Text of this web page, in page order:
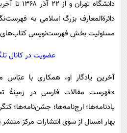
گوناگون
حوادث
محیط زیست
فرهنگی
بین الملل
اجتماعی
آشپزی
دانلود
دانشگاه
دائرة‌المعارف بزرگ اسلامی به
مسئولیت بخش فهرست‌نویسی کتاب‌های
عضویت در کانال
آخرین یادگار او، همکاری با
«فهرست مقالات فارسی در زمینۀ
بهار امسال از سوی انتشارات مرکز